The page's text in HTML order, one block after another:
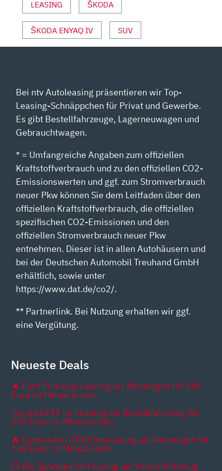
LEASING ŠKODA
ŠKODA ENYAQ IV SUV
Bei ntv Autoleasing präsentieren wir Top-
Leasing-Schnäppchen für Privat und Gewerbe.
Es gibt Bestellfahrzeuge, Lagerneuwagen und
Gebrauchtwagen.
* = Umfangreiche Angaben zum offiziellen
Kraftstoffverbrauch und zu den offiziellen CO2-
Emissionswerten und ggf. zum Stromverbrauch
neuer Pkw können Sie dem Leitfaden über den
offiziellen Kraftstoffverbrauch, die offiziellen
spezifischen CO2-Emissionen und den
offiziellen Stromverbrauch neuer Pkw
entnehmen. Dieser ist in allen Autohäusern und
bei der Deutschen Automobil Treuhand GmbH
erhältlich, sowie unter
https://www.dat.de/co2/.
** Partnerlink. Bei Nutzung erhalten wir ggf.
eine Vergütung.
Neueste Deals
🔥 Ford Puma im Leasing als Neuwagen für 149
Euro im Monat brutto
Toyota bZ4X im Leasing als Bestellfahrzeug für
357 Euro im Monat brutto
🔥 Cupra Leon ST VZ im Leasing als Neuwagen für
158 Euro im Monat netto
💥 Kia Sportage im Leasing als Vorlauffahrzeug